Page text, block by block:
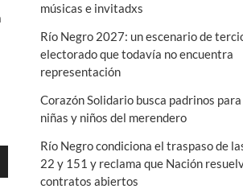
músicas e invitadxs
Río Negro 2027: un escenario de
electorado que todavía no encuentra
representación
Corazón Solidario busca padrinos
niñas y niños del merendero
Río Negro condiciona el traspaso de
22 y 151 y reclama que Nación
contratos abiertos